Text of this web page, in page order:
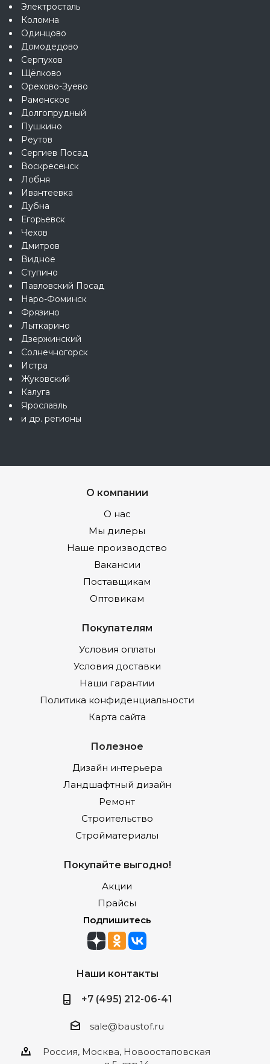
Электросталь
Коломна
Одинцово
Домодедово
Серпухов
Щёлково
Орехово-Зуево
Раменское
Долгопрудный
Пушкино
Реутов
Сергиев Посад
Воскресенск
Лобня
Ивантеевка
Дубна
Егорьевск
Чехов
Дмитров
Видное
Ступино
Павловский Посад
Наро-Фоминск
Фрязино
Лыткарино
Дзержинский
Солнечногорск
Истра
Жуковский
Калуга
Ярославль
и др. регионы
О компании
О нас
Мы дилеры
Наше производство
Вакансии
Поставщикам
Оптовикам
Покупателям
Условия оплаты
Условия доставки
Наши гарантии
Политика конфиденциальности
Карта сайта
Полезное
Дизайн интерьера
Ландшафтный дизайн
Ремонт
Строительство
Стройматериалы
Покупайте выгодно!
Акции
Прайсы
Подпишитесь
Наши контакты
+7 (495) 212-06-41
sale@baustof.ru
Россия, Москва, Новоостаповская